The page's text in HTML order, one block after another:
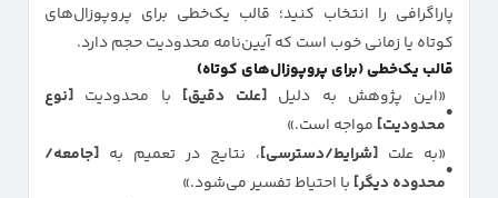
پاراگرافی را انتخاب کنید؛ قالب یک‌خطی برای پروپوزال‌های
کوتاه یا زمانی خوب است که آیین‌نامه محدودیت حجم دارد.
قالب یک‌خطی (برای پروپوزال‌های کوتاه)
«این پژوهش به دلیل [علت دقیق] با محدودیت [نوع
محدودیت] مواجه است.»
«به علت [شرایط/دسترسی]، نتایج در تعمیم به [جامعه/
محدوده دیگر] با احتیاط تفسیر می‌شود.»